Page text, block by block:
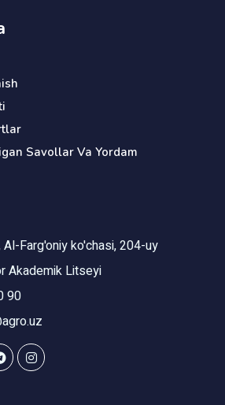
Savollar Va Yordam
Al-Farg'oniy ko'chasi, 204-uy
Akademik Litseyi
90